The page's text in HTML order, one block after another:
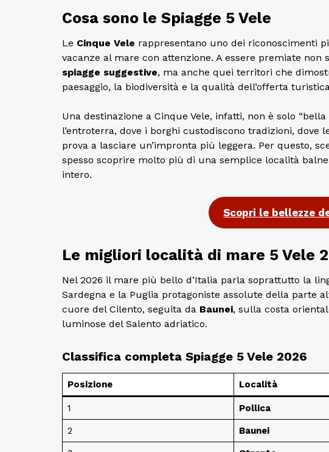
Cosa sono le Spiagge 5 Vele
Le Cinque Vele rappresentano uno dei riconoscimenti
vacanze al mare con attenzione. A essere premiate non
spiagge suggestive, ma anche quei territori che
paesaggio, la biodiversità e la qualità dell’offerta
Una destinazione a Cinque Vele, infatti, non è solo
l’entroterra, dove i borghi custodiscono tradizioni,
prova a lasciare un’impronta più leggera. Per questo,
spesso scoprire molto più di una semplice località
intero.
Scopri le bellezze
Le migliori località di mare 5 Vele
Nel 2026 il mare più bello d’Italia parla soprattutto la
Sardegna e la Puglia protagoniste assolute della parte
cuore del Cilento, seguita da Baunei, sulla costa
luminose del Salento adriatico.
Classifica completa Spiagge 5 Vele 2026
Posizione Località
1 Pollica
2 Baunei